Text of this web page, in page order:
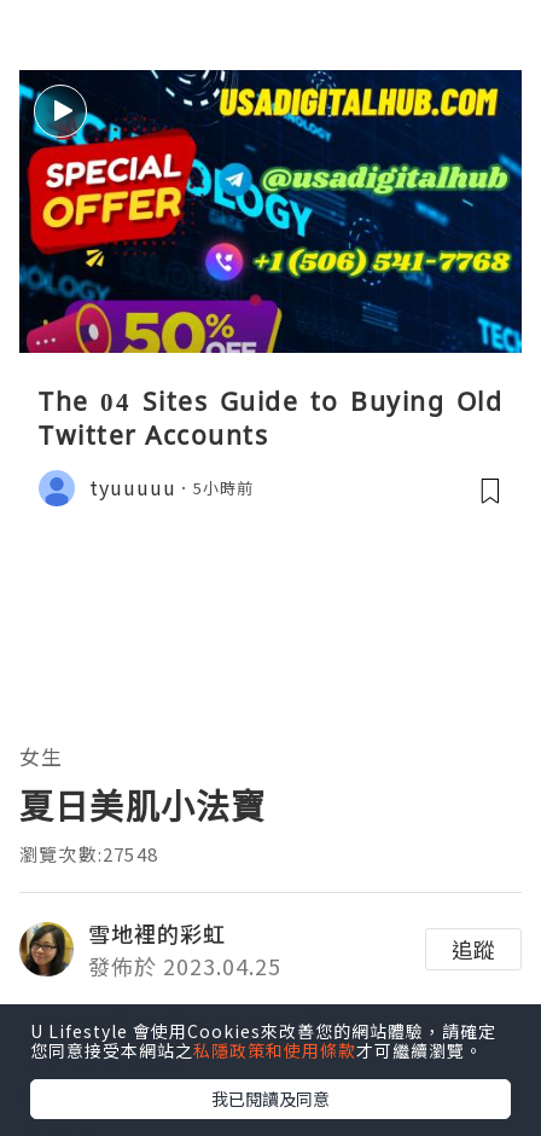
The 04 Sites Guide to Buying Old
Twitter Accounts
tyuuuuu 5小時前
女生
夏日美肌小法寶
瀏覽次數:27548
雪地裡的彩虹
發佈於 2023.04.25
追蹤
自從口罩令解除後,真係要用真面目示人,
之前帶住口罩,
成日焗住容易出痘痘之外,也令到肌膚更容
U Lifestyle 會使用Cookies來改善您的網站體驗，請確定
您同意接受本網站之私隱政策和使用條款才可繼續瀏覽。
我已閱讀及同意